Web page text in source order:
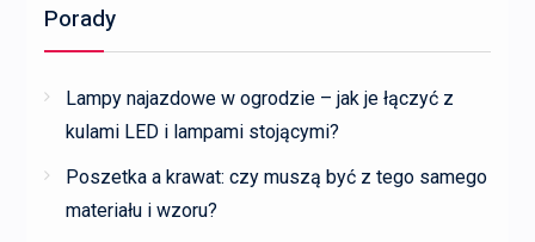
Porady
Lampy najazdowe w ogrodzie – jak je łączyć z
kulami LED i lampami stojącymi?
Poszetka a krawat: czy muszą być z tego samego
materiału i wzoru?